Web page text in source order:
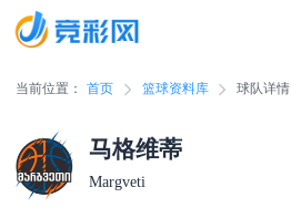
当前位置： 首页 篮球资料库 球队详情
马格维蒂
Margveti